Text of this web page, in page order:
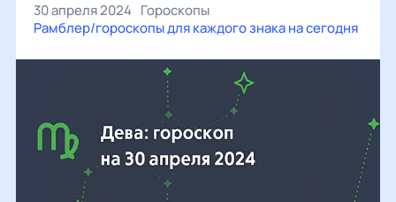
30 апреля 2024 Гороскопы
Рамблер/гороскопы для каждого знака на сегодня